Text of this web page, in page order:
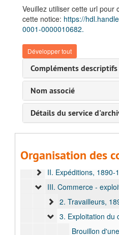
Veuillez utiliser cette url pour
cette notice: https://
0001-0000010682.
Développer tout
Compléments descriptifs
Nom associé
Détails du service
Organisation des
Fonds Wahis, Théophile
A. Volontaire au Corps Belge du Mexique (1864 - 1867) et la Société Royale
B. Carrière après son retour du
I. Administration
II. Expéditions, 1890-
III. Commerce -
2. Travailleurs,
3. Exploitation du
Brouillon d'une note relatif aux régions